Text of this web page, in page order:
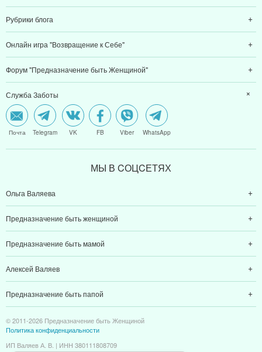
Рубрики блога
Онлайн игра "Возвращение к Себе"
Форум "Предназначение быть Женщиной"
Служба Заботы
Почта Telegram VK FB Viber WhatsApp
МЫ В CОЦCЕТЯХ
Ольга Валяева
Предназначение быть женщиной
Предназначение быть мамой
Алексей Валяев
Предназначение быть папой
© 2011-2026 Предназначение быть Женщиной
Политика конфиденциальности
ИП Валяев А. В. | ИНН 380111808709